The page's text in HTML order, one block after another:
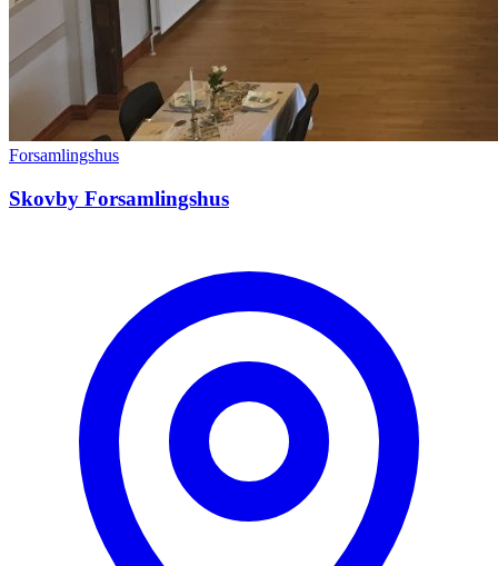
Forsamlingshus
Skovby Forsamlingshus